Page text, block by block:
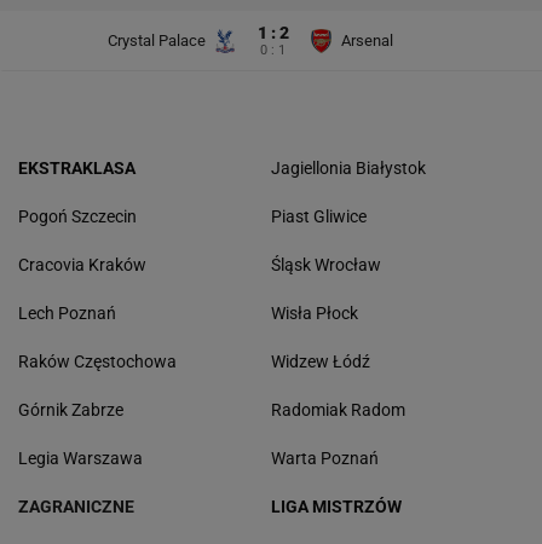
Crystal Palace 1 : 2
0 : 1
Arsenal
EKSTRAKLASA
Pogoń Szczecin
Cracovia Kraków
Lech Poznań
Raków Częstochowa
Górnik Zabrze
Legia Warszawa
Jagiellonia Białystok
Piast Gliwice
Śląsk Wrocław
Wisła Płock
Widzew Łódź
Radomiak Radom
Warta Poznań
ZAGRANICZNE LIGA MISTRZÓW